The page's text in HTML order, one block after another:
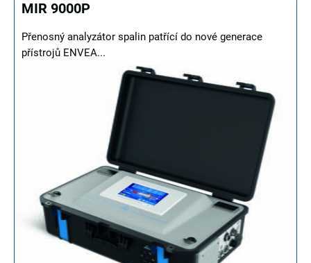
MIR 9000P
Přenosný analyzátor spalin patřící do nové generace
přístrojů ENVEA...